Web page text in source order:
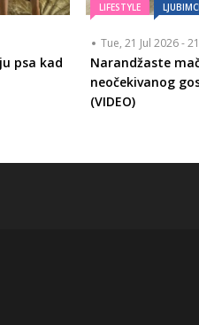
psa kad
LIFESTYLE LJUBIMCI
Tue, 21 Jul 2026 -
Narandžaste
neočekivanog
(VIDEO)